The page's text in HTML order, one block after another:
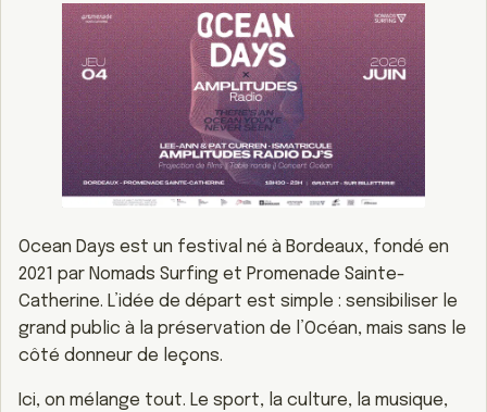
Ocean Days est un festival né à Bordeaux, fondé en
2021 par Nomads Surfing et Promenade Sainte-
Catherine. L’idée de départ est simple : sensibiliser le
grand public à la préservation de l’Océan, mais sans le
côté donneur de leçons.
Ici, on mélange tout. Le sport, la culture, la musique,